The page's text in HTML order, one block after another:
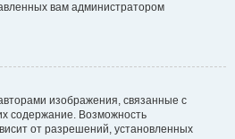
вам администратором
изображения, связанные с
содержание. Возможность
от разрешений, установленных